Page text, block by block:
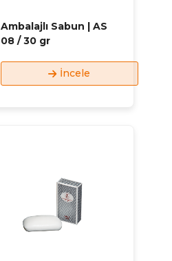
Ambalajlı Sabun | AS
08 / 30 gr
İncele